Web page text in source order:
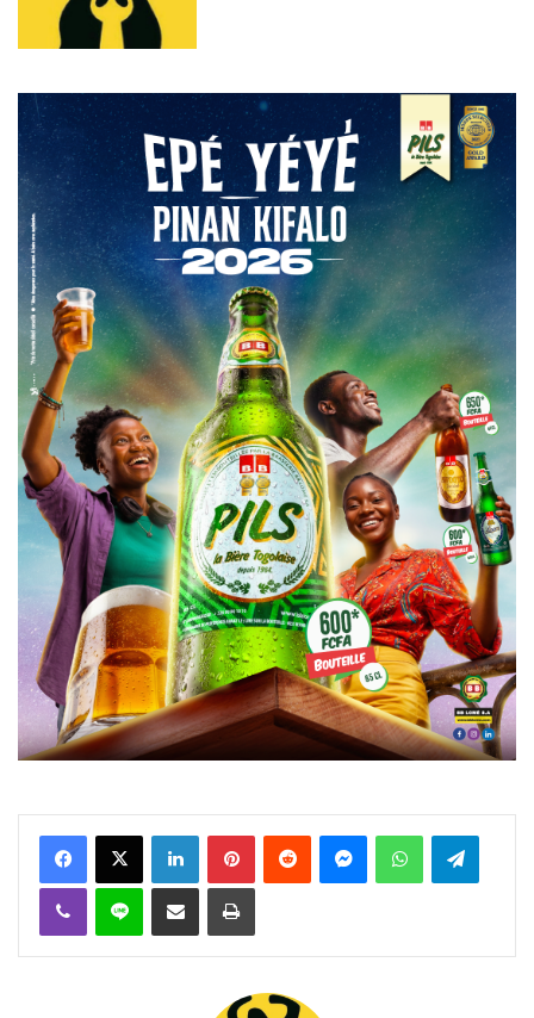
FacebookX Linkedin PinterestReddit MessengerWhatsAppTelegram
Viber Ligne Partager par email Imprimer